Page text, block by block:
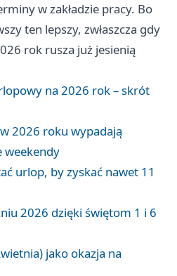
w zakładzie pracy. Bo
ten lepszy, zwłaszcza gdy
rok rusza już jesienią
na 2026 rok – skrót
2026 roku wypadają
weekendy
urlop, by zyskać nawet 11
2026 dzięki świętom 1 i 6
jako okazja na